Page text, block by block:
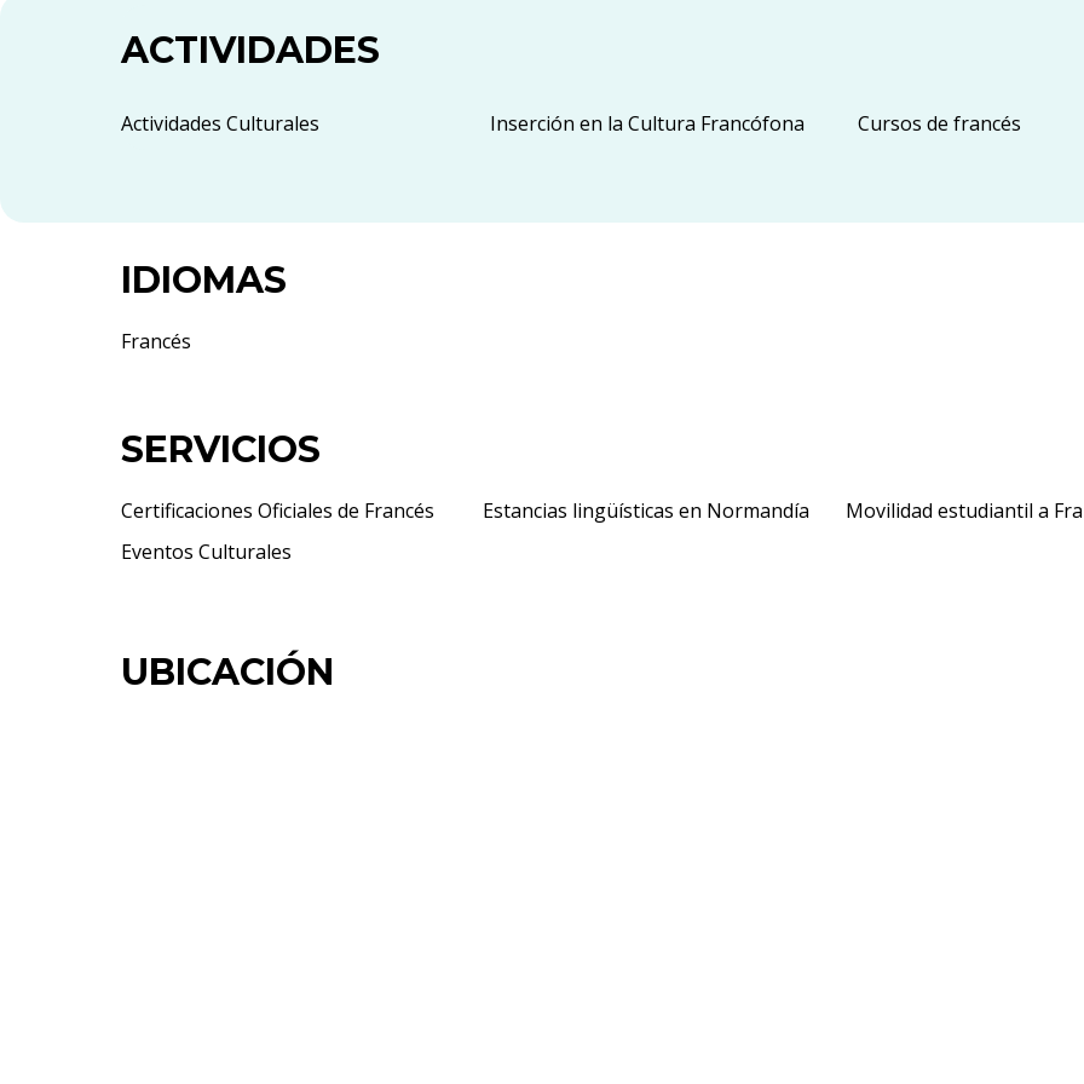
ACTIVIDADES
Actividades Culturales Inserción en la Cultura Francófona Cursos de francés
IDIOMAS
Francés
SERVICIOS
Certificaciones Oficiales de Francés Estancias lingüísticas en Normandía
Movilidad estudiantil a
Eventos Culturales
UBICACIÓN